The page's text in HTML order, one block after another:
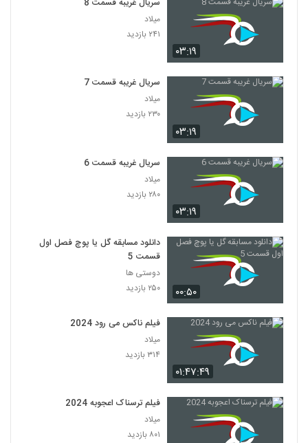
۰۳:۱۹
سریال غریبه قسمت 8
میلاد
۲۴۱ بازدید
۰۳:۱۹
سریال غریبه قسمت 7
میلاد
۲۳۰ بازدید
۰۳:۱۹
سریال غریبه قسمت 6
میلاد
۲۸۰ بازدید
۰۰:۵۰
دانلود مسابقه گل یا پوچ فصل اول
قسمت 5
دوستی ها
۲۵۰ بازدید
۰۱:۴۷:۴۹
فیلم ناکس می رود 2024
میلاد
۳۱۴ بازدید
فیلم ترسناک اعجوبه 2024
میلاد
۸۰۱ بازدید